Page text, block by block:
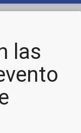
las